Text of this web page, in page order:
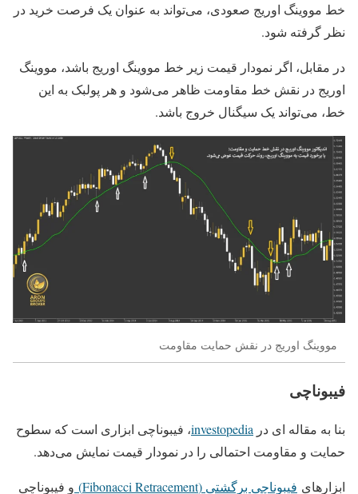
خط مووینگ اوریج صعودی، می‌تواند به عنوان یک فرصت خرید در
نظر گرفته شود.
در مقابل، اگر نمودار قیمت زیر خط مووینگ اوریج باشد، مووینگ
اوریج در نقش خط مقاومت ظاهر می‌شود و هر پولبک به این
خط، می‌تواند یک سیگنال خروج باشد.
مووینگ اوریج در نقش حمایت مقاومت
فیبوناچی
بنا به مقاله ای در investopedia، فیبوناچی ابزاری است که سطوح
حمایت و مقاومت احتمالی را در نمودار قیمت نمایش می‌دهد.
ابزارهای فیبوناچی برگشتی (Fibonacci Retracement)
و فیبوناچی